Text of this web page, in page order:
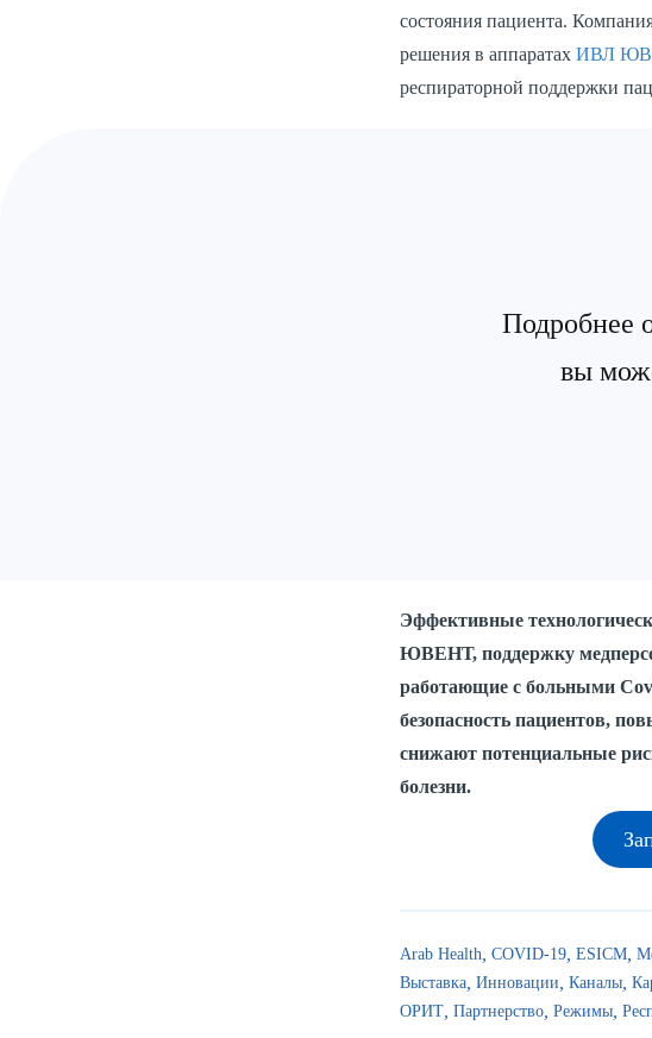
состояния пациента.
решения в аппаратах ИВЛ
респираторной поддержки
Подробнее
вы
Эффективные
ЮВЕНТ, поддержку
работающие с больными
безопасность пациентов,
снижают потенциальные
болезни.
Arab Health COVID-19 ESICM
Выставка Инновации Каналы
ОРИТ Партнерство Режимы